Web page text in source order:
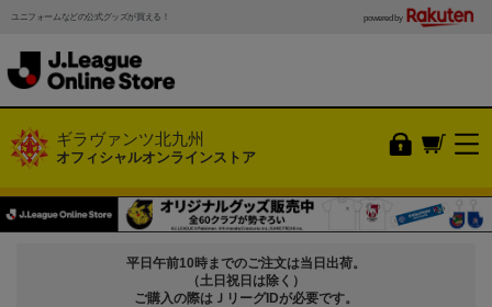
ユニフォームなどの公式グッズが買える！ powered by
ギラヴァンツ北九州
オフィシャルオンラインストア
平日午前10時までのご注文は当日出荷。
（土日祝日は除く）
ご購入の際はＪリーグIDが必要です。